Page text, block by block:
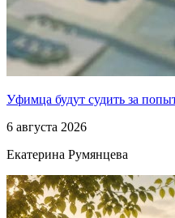
Уфимца будут судить за
6 августа 2026
Екатерина Румянцева